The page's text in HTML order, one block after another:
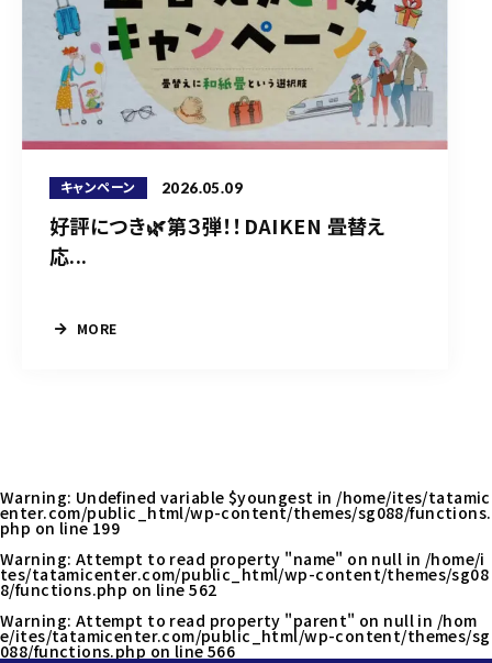
キャンペーン 2026.05.09
好評につき🌿第３弾！！DAIKEN 畳替え
応...
MORE
Warning: Undefined variable $youngest in /home/ites/tatamic
enter.com/public_html/wp-content/themes/sg088/functions.
php on line199
Warning: Attempt to read property "name" on null in /home/i
tes/tatamicenter.com/public_html/wp-content/themes/sg08
8/functions.php on line562
Warning: Attempt to read property "parent" on null in /hom
e/ites/tatamicenter.com/public_html/wp-content/themes/sg
088/functions.php on line566